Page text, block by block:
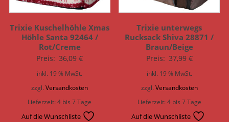
Trixie Kuschelhöhle Xmas
Höhle Santa 92464 /
Rot/Creme
Preis: 36,09€
inkl. 19 % MwSt.
zzgl.Versandkosten
Lieferzeit:4 bis 7 Tage
Auf die Wunschliste
Trixie unterwegs
Rucksack Shiva 28871 /
Braun/Beige
Preis: 37,99 €
inkl. 19 % MwSt.
zzgl. Versandkosten
Lieferzeit:4 bis 7 Tage
Auf die Wunschliste